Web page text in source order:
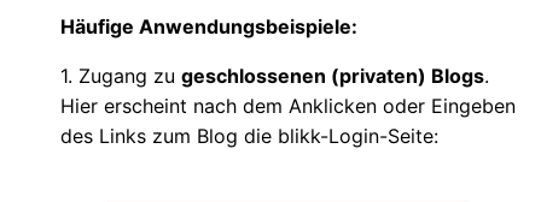
Häufige Anwendungsbeispiele:
1. Zugang zu geschlossenen (privaten) Blogs.
Hier erscheint nach dem Anklicken oder Eingeben
des Links zum Blog die blikk-Login-Seite: